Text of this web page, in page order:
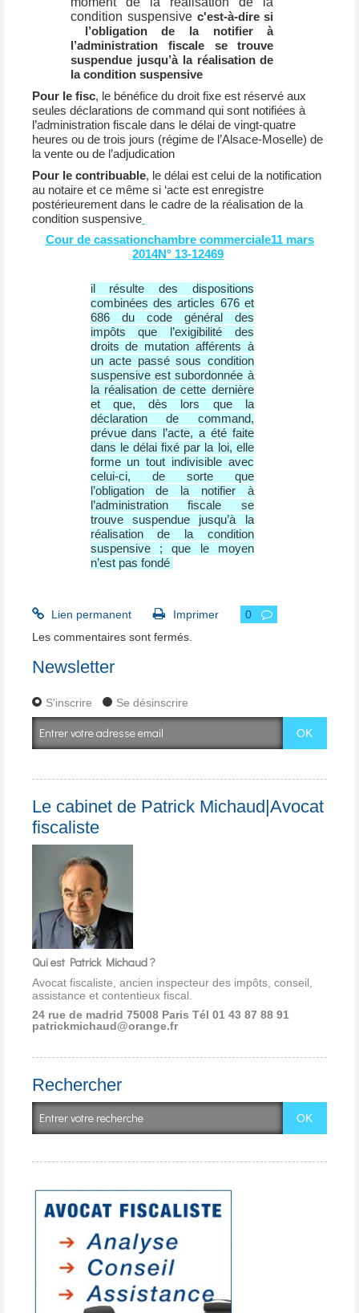
condition suspensivec'est-à-dire si
l’obligation de la notifier à
l’administration fiscale se trouve
suspendue jusqu’àla réalisation de
la condition suspensive
Pour le fisc, le bénéfice du droit fixe est réservé aux
seules déclarations de command qui sont notifiées à
l’administration fiscale dans le délai de vingt-quatre
heures ou de trois jours (régime de l’Alsace-Moselle) de
la vente ou de l’adjudication
Pour le contribuable, le délai est celui de la notification
au notaire et ce même si ‘acte est enregistre
postérieurement dans le cadre de la réalisation de la
condition suspensive
Cour de cassationchambre commerciale11 mars
2014N° 13-12469
il résulte des dispositions
combinées des articles 676 et
686 du code général des
impôts que l’exigibilité des
droits de mutation afférents à
un acte passé sous condition
suspensive est subordonnée à
la réalisation de cette dernière
et que, dès lors que la
déclaration de command,
prévue dans l’acte, a été faite
dans le délai fixé par la loi, elle
forme un tout indivisible avec
celui-ci, de sorte que
l’obligation de la notifier à
l’administration fiscale se
trouve suspendue jusqu’à la
réalisation de la condition
suspensive ; que le moyen
n’est pas fondé
Lien permanent Imprimer
0
Les commentaires sont fermés.
Newsletter
S'inscrire Se désinscrire
Le cabinet de Patrick Michaud|Avocat
fiscaliste
Qui est Patrick Michaud ?
Avocat fiscaliste, ancien inspecteur des impôts, conseil,
assistance et contentieux fiscal.
24 rue de madrid 75008 Paris Tél 01 43 87 88 91
patrickmichaud@orange.fr
Rechercher